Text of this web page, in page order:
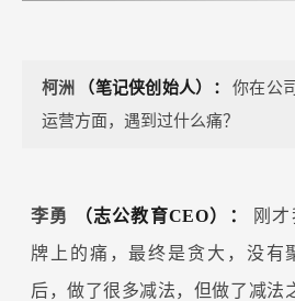
柯洲 （笔记侠创始人）：你在公
运营方面，遇到过什么痛？
李勇 （志公教育CEO）：
刚
牌上的痛，最终是贪大，没有
后，做了很多减法，但做了减法